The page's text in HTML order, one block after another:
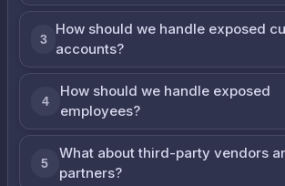
3
How should we handle exposed
accounts?
4
How should we handle exposed
employees?
5
What about third-party vendors
partners?